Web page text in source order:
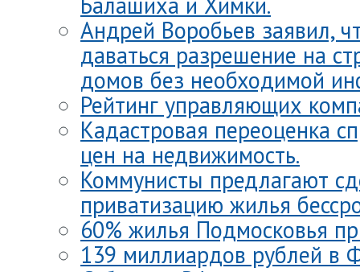
Андрей Воробьев заявил,
даваться разрешение на
домов без необходимой
Рейтинг управляющих
Кадастровая переоценка
цен на недвижимость.
Коммунисты предлагают
приватизацию жилья
60% жилья Подмосковья
139 миллиардов рублей в